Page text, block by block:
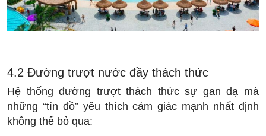
4.2 Đường trượt nước đầy thách thức
Hệ thống đường trượt thách thức sự gan dạ mà
những “tín đồ” yêu thích cảm giác mạnh nhất định
không thể bỏ qua: